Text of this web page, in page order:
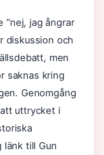
”nej, jag ångrar
diskussion och
men
saknas kring
Genomgång
uttrycket i
länk till Gun